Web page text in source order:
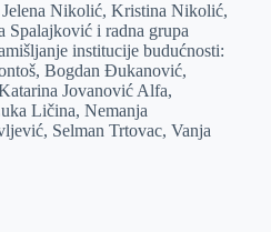
Nikolić, Kristina Nikolić,
Spalajković i radna grupa
institucije budućnosti:
Bogdan Đukanović,
Jovanović Alfa,
Ličina, Nemanja
Selman Trtovac, Vanja